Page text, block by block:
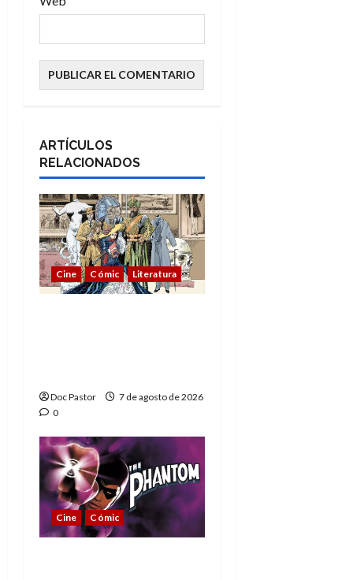
ARTÍCULOS
RELACIONADOS
Cine Cómic Literatura
Doc Pastor
7 de agosto de 2026
0
Cine Cómic